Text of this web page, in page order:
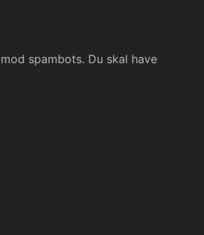
spambots. Du skal have